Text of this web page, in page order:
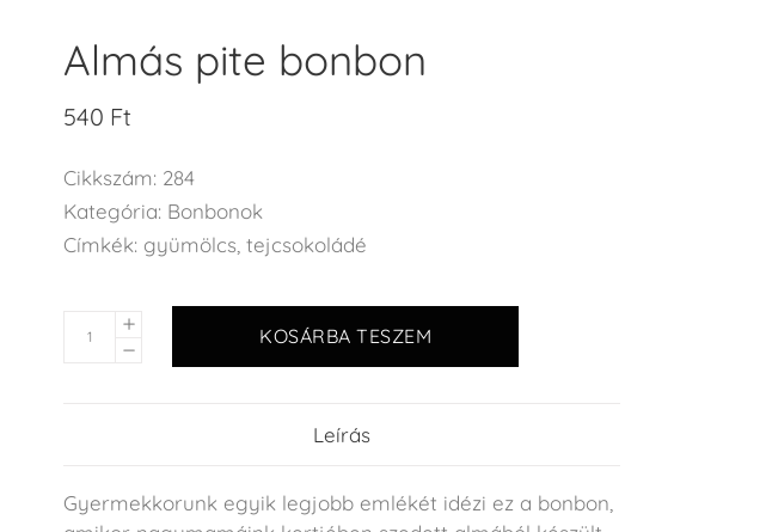
Almás pite bonbon
540 Ft
Cikkszám: 284
Kategória: Bonbonok
Címkék: gyümölcs tejcsokoládé
KOSÁRBA TESZEM
Leírás
Gyermekkorunk egyik legjobb emlékét idézi ez a bonbon,